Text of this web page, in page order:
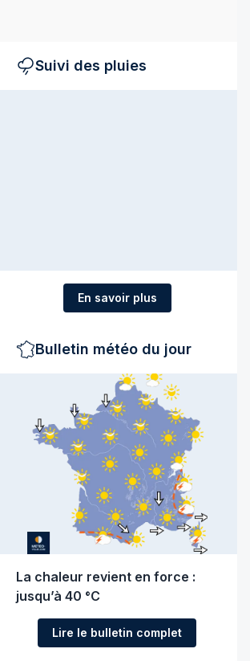
Suivi des pluies
En savoir plus
Bulletin météo du jour
La chaleur revient en force :
jusqu’à 40 °C
Lire le bulletin complet